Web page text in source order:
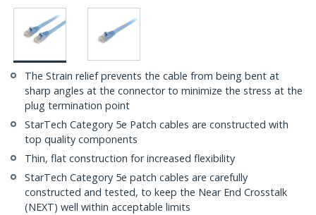
The Strain relief prevents the cable from being bent at
sharp angles at the connector to minimize the stress at the
plug termination point
StarTech Category 5e Patch cables are constructed with
top quality components
Thin, flat construction for increased flexibility
StarTech Category 5e patch cables are carefully
constructed and tested, to keep the Near End Crosstalk
(NEXT) well within acceptable limits